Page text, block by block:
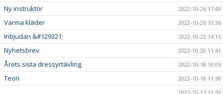
Ny instruktör 2022-10-26 17:43
Varma kläder 2022-10-26 10:36
Inbjudan &#129321; 2022-10-23 14:15
Nyhetsbrev 2022-10-20 11:41
Årets sista dressyrtävling 2022-10-18 18:05
Teori
2022-10-18 11:38
2022-10-17 13:59